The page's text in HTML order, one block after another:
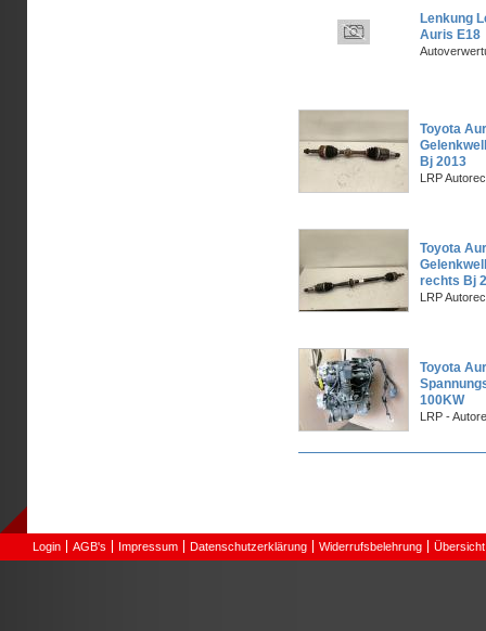
Lenkung
Auris E18
Toyota
Bj 2013
LRP
Toyota
rechts Bj
LRP
Toyota
100KW
LRP -
Login AGB's Impressum Datenschutzerklärung Widerrufsbelehrung